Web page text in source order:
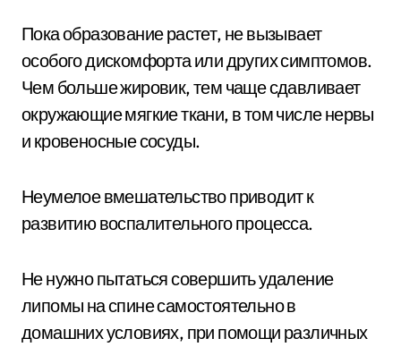
Пока образование растет, не вызывает
особого дискомфорта или других симптомов.
Чем больше жировик, тем чаще сдавливает
окружающие мягкие ткани, в том числе нервы
и кровеносные сосуды.
Неумелое вмешательство приводит к
развитию воспалительного процесса.
Не нужно пытаться совершить удаление
липомы на спине самостоятельно в
домашних условиях, при помощи различных